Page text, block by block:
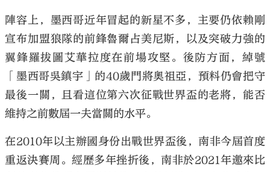
陣容上，墨西哥近年冒起的新星不多，主要仍依賴剛
宣布加盟狼隊的前鋒魯爾占美尼斯，以及突破力強的
翼鋒羅拔圖艾華拉度在前場攻堅。後防方面，綽號
「墨西哥吳鎮宇」的40歲門將奧祖亞，預料仍會把守
最後一關，且看這位第六次征戰世界盃的老將，能否
維持之前數屆一夫當關的水平。
在2010年以主辦國身份出戰世界盃後，南非今屆首度
重返決賽周。經歷多年挫折後，南非於2021年邀來比